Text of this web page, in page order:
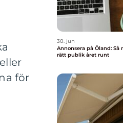
för
30. jun
Annonsera på Öland: Så
rätt publik året runt